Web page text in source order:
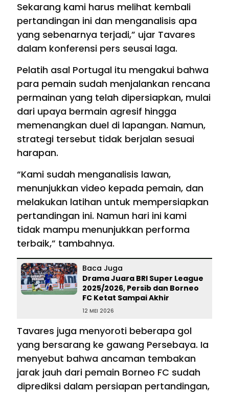
Sekarang kami harus melihat kembali
pertandingan ini dan menganalisis apa
yang sebenarnya terjadi,” ujar Tavares
dalam konferensi pers seusai laga.
Pelatih asal Portugal itu mengakui bahwa
para pemain sudah menjalankan rencana
permainan yang telah dipersiapkan, mulai
dari upaya bermain agresif hingga
memenangkan duel di lapangan. Namun,
strategi tersebut tidak berjalan sesuai
harapan.
“Kami sudah menganalisis lawan,
menunjukkan video kepada pemain, dan
melakukan latihan untuk mempersiapkan
pertandingan ini. Namun hari ini kami
tidak mampu menunjukkan performa
terbaik,” tambahnya.
Baca Juga
Drama Juara BRI Super League
2025/2026, Persib dan Borneo
FC Ketat Sampai Akhir
12 MEI 2026
Tavares juga menyoroti beberapa gol
yang bersarang ke gawang Persebaya. Ia
menyebut bahwa ancaman tembakan
jarak jauh dari pemain Borneo FC sudah
diprediksi dalam persiapan pertandingan,